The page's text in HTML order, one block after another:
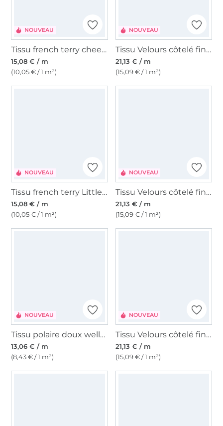
NOUVEAU
Tissu french terry cheeky fox, vert olive clair
15,08 € / m
(10,05 € / 1 m²)
NOUVEAU
Tissu Velours côtelé fin Enjoy paisley leaves, vert olive
21,13 € / m
(15,09 € / 1 m²)
NOUVEAU
Tissu french terry Little Farm, vert olive clair
15,08 € / m
(10,05 € / 1 m²)
NOUVEAU
Tissu Velours côtelé fin Enjoy mosaic bloom, marron foncé
21,13 € / m
(15,09 € / 1 m²)
NOUVEAU
Tissu polaire doux wellness Happy Hearts, rose
13,06 € / m
(8,43 € / 1 m²)
NOUVEAU
Tissu Velours côtelé fin Enjoy autumn vibes, marron foncé
21,13 € / m
(15,09 € / 1 m²)